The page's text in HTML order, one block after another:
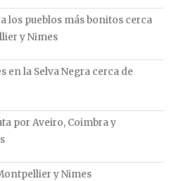
los pueblos más bonitos cerca
y Nimes
en la Selva Negra cerca de
por Aveiro, Coimbra y
y Nimes